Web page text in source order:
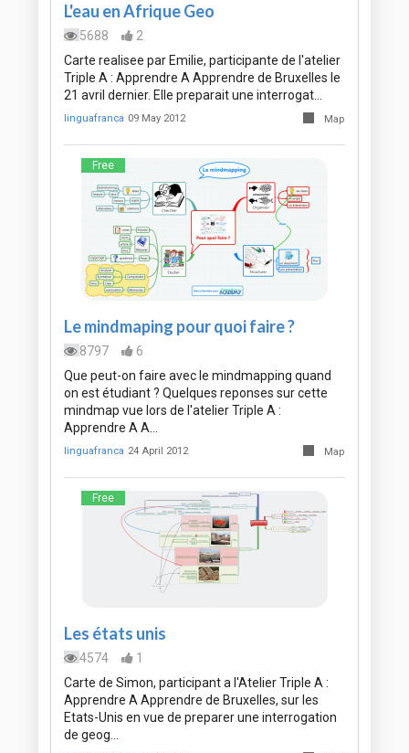
L'eau en Afrique Geo
5688
2
Carte realisee par Emilie, participante de l'atelier
Triple A : Apprendre A Apprendre de Bruxelles le
21 avril dernier. Elle preparait une interrogat…
linguafranca 09 May 2012 Map
Free
Le mindmaping pour quoi faire ?
8797
6
Que peut-on faire avec le mindmapping quand
on est étudiant ? Quelques reponses sur cette
mindmap vue lors de l'atelier Triple A :
Apprendre A A…
linguafranca 24 April 2012 Map
Free
Les états unis
4574
1
Carte de Simon, participant a l'Atelier Triple A :
Apprendre A Apprendre de Bruxelles, sur les
Etats-Unis en vue de preparer une interrogation
de geog…